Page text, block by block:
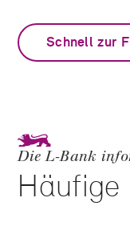
Schnell zur
Die L‑Bank
Häufige